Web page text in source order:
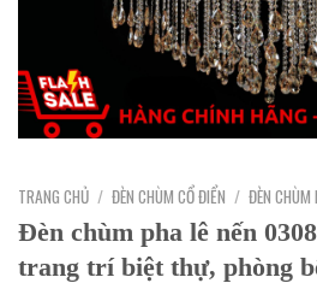
TRANG CHỦ / ĐÈN CHÙM CỔ ĐIỂN / ĐÈN CHÙM
Đèn chùm pha lê nến
trang trí biệt thự, phòng